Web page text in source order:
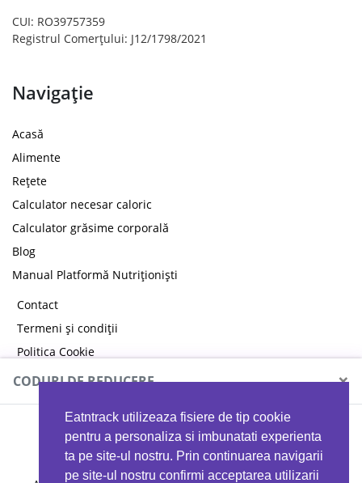
Eatntrack utilizeaza fisiere de tip cookie
pentru a personaliza si imbunatati experienta
ta pe site-ul nostru. Prin continuarea navigarii
pe site-ul nostru confirmi acceptarea utilizarii
CUI: RO39757359
Registrul Comerțului: J12/1798/2021
Navigație
Acasă
Alimente
Rețete
Calculator necesar caloric
Calculator grăsime corporală
Blog
Manual Platformă Nutriționiști
Contact
Termeni și condiții
Politica Cookie
Politica de confidențialitate
CODURI DE REDUCERE ×
MYPROTEIN